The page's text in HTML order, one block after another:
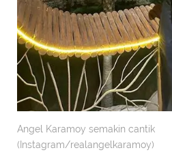
Angel Karamoy semakin cantik
(Instagram/realangelkaramoy)